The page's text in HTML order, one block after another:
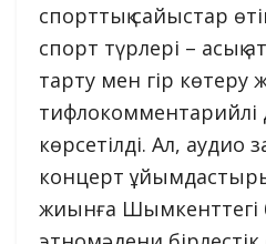
спорттық сайыстар
спорт түрлері – асық
тарту мен гір көтеру
тифлокомментарийлі
көрсетілді. Ал, аудио
концерт
жиынға Шымкенттегі